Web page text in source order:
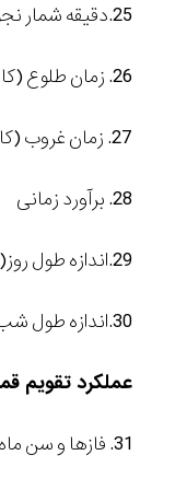
25.دقیقه شمار نجومی
26. زمان طلوع (کالیبره شده برای مالک ساعت)
27. زمان غروب (کالیبره شده برای مالک ساعت)
28. برآورد زمانی
29.اندازه طول روز(کالیبره شده برای مالک ساعت)
30.اندازه طول شب(کالیبره شده برای مالک ساعت)
عملکرد تقویم
31. فازها و سن ماه، هر 1027 سال یک تصحیح